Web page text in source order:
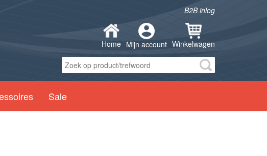
B2B inlog
Home Mijn account Winkelwagen
Sale